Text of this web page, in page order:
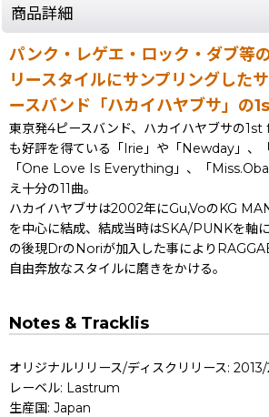
商品詳細
パンク・レゲエ・ロック・ダブ等
リースタイルにサンプリングした
ースバンド「ハカイハヤブサ」
東京発4ピースバンド、ハカイハヤブサの
も好評を得ている「Irie」や「Newday」、
「One Love Is Everything」、「
え十分の11曲。
ハカイハヤブサは2002年にGu,VoのKG
を中心に結成、結成当時はSKA/PUNKを軸
の後現DrのNoriが加入した事により
自由奔放なスタイルに磨きをかける。
Notes & Tracklis
オリジナルリリース/ディスクリリース:
レーベル: Lastrum
生産国: Japan